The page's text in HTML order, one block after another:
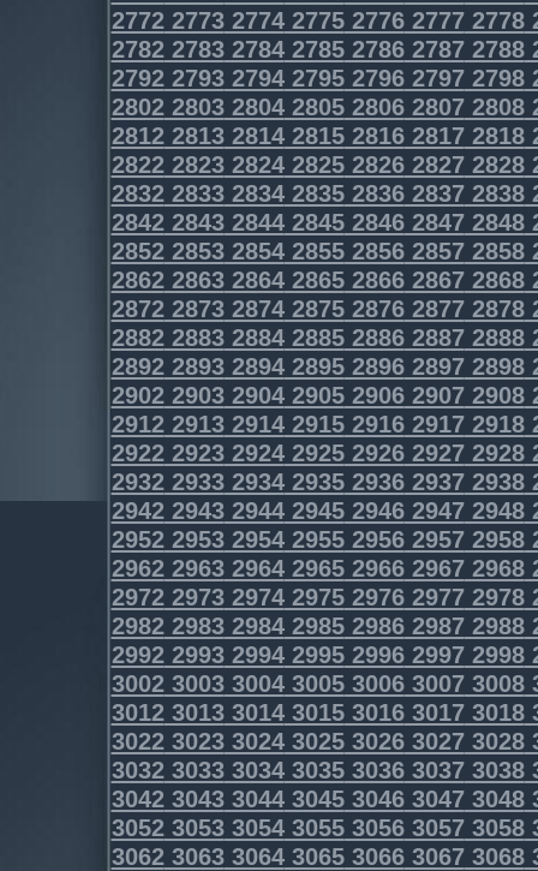
2772277327742775277627772778
2782278327842785278627872788
2792279327942795279627972798
2802280328042805280628072808
2812281328142815281628172818
2822282328242825282628272828
2832283328342835283628372838
2842284328442845284628472848
2852285328542855285628572858
2862286328642865286628672868
2872287328742875287628772878
2882288328842885288628872888
2892289328942895289628972898
2902290329042905290629072908
2912291329142915291629172918
2922292329242925292629272928
2932293329342935293629372938
2942294329442945294629472948
2952295329542955295629572958
2962296329642965296629672968
2972297329742975297629772978
2982298329842985298629872988
2992299329942995299629972998
3002300330043005300630073008
3012301330143015301630173018
3022302330243025302630273028
3032303330343035303630373038
3042304330443045304630473048
3052305330543055305630573058
3062306330643065306630673068